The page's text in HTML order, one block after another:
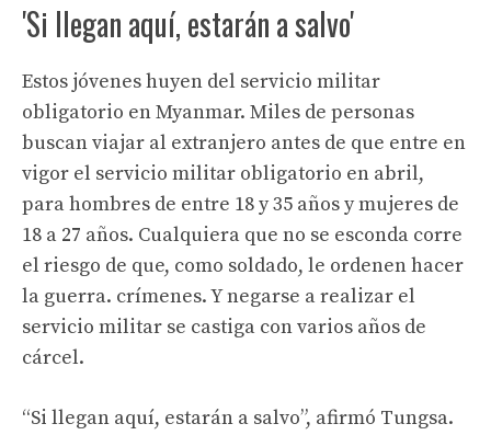
'Si llegan aquí, estarán a salvo'
Estos jóvenes huyen del servicio militar
obligatorio en Myanmar. Miles de personas
buscan viajar al extranjero antes de que entre en
vigor el servicio militar obligatorio en abril,
para hombres de entre 18 y 35 años y mujeres de
18 a 27 años. Cualquiera que no se esconda corre
el riesgo de que, como soldado, le ordenen hacer
la guerra. crímenes. Y negarse a realizar el
servicio militar se castiga con varios años de
cárcel.
“Si llegan aquí, estarán a salvo”, afirmó Tungsa.